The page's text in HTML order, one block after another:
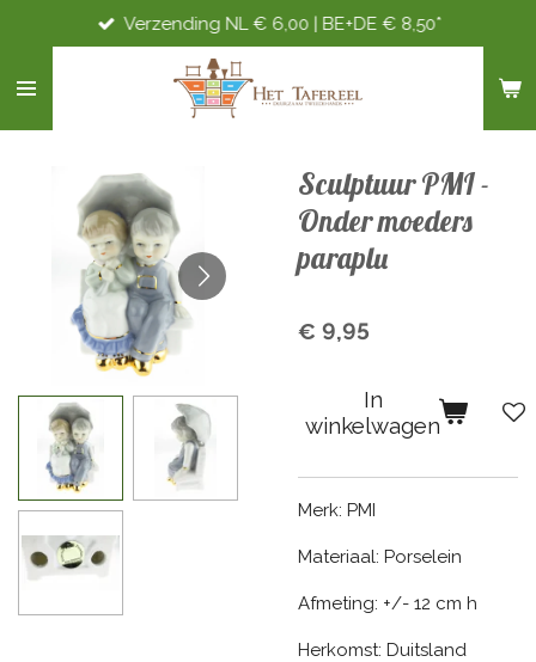
direct
naar
Verzending NL € 6,00 | BE+DE € 8,50*
Sculptuur PMI -
Onder moeders
paraplu
€ 9,95
In
winkelwagen
Merk: PMI
Materiaal: Porselein
Afmeting: +/- 12 cm h
Herkomst: Duitsland